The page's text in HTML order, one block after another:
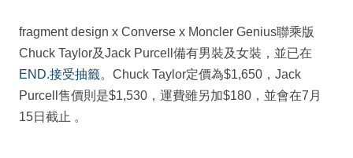
fragment design x Converse x Moncler Genius聯乘版
Chuck Taylor及Jack Purcell備有男裝及女裝，並已在
END.接受抽籤。Chuck Taylor定價為$1,650，Jack
Purcell售價則是$1,530，運費雖另加$180，並會在7月
15日截止 。